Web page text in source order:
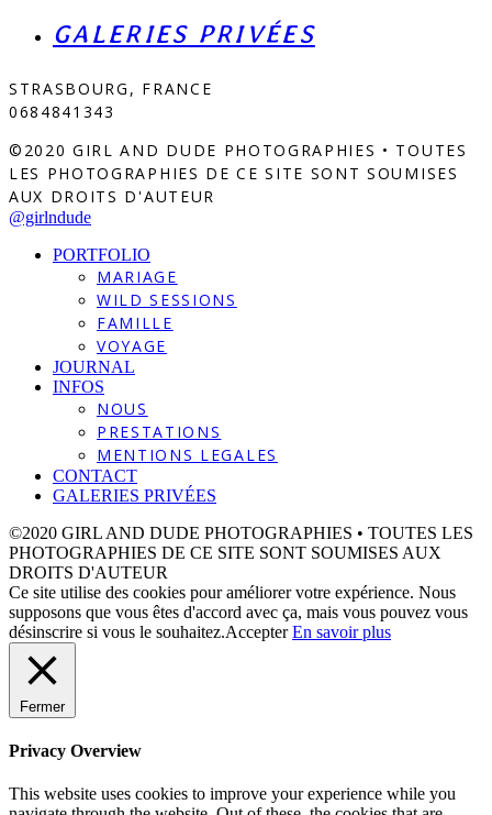
GALERIES PRIVÉES
STRASBOURG, FRANCE
0684841343
©2020 GIRL AND DUDE PHOTOGRAPHIES • TOUTES
LES PHOTOGRAPHIES DE CE SITE SONT SOUMISES
AUX DROITS D'AUTEUR
@girlndude
PORTFOLIO
MARIAGE
WILD SESSIONS
FAMILLE
VOYAGE
JOURNAL
INFOS
NOUS
PRESTATIONS
MENTIONS LEGALES
CONTACT
GALERIES PRIVÉES
©2020 GIRL AND DUDE PHOTOGRAPHIES • TOUTES LES
PHOTOGRAPHIES DE CE SITE SONT SOUMISES AUX
DROITS D'AUTEUR
Ce site utilise des cookies pour améliorer votre expérience. Nous
supposons que vous êtes d'accord avec ça, mais vous pouvez vous
désinscrire si vous le souhaitez.Accepter En savoir plus
Fermer
Privacy Overview
This website uses cookies to improve your experience while you